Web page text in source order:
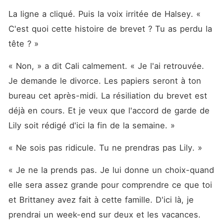
La ligne a cliqué. Puis la voix irritée de Halsey. «
C'est quoi cette histoire de brevet ? Tu as perdu la
tête ? »
« Non, » a dit Cali calmement. « Je l'ai retrouvée.
Je demande le divorce. Les papiers seront à ton
bureau cet après-midi. La résiliation du brevet est
déjà en cours. Et je veux que l'accord de garde de
Lily soit rédigé d'ici la fin de la semaine. »
« Ne sois pas ridicule. Tu ne prendras pas Lily. »
« Je ne la prends pas. Je lui donne un choix-quand
elle sera assez grande pour comprendre ce que toi
et Brittaney avez fait à cette famille. D'ici là, je
prendrai un week-end sur deux et les vacances.